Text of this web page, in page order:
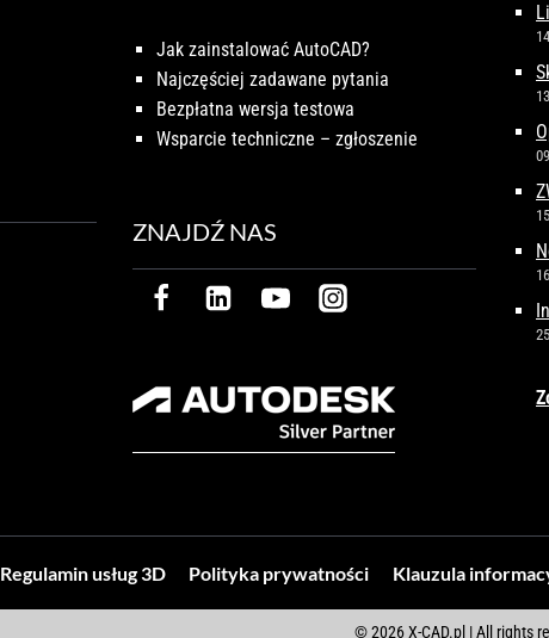
Jak zainstalować AutoCAD?
Najczęściej zadawane pytania
Bezpłatna wersja testowa
Wsparcie techniczne – zgłoszenie
ZNAJDŹ NAS
Regulamin usług 3D Polityka prywatności Klauzula
© 2026 X-CAD.pl | All rights